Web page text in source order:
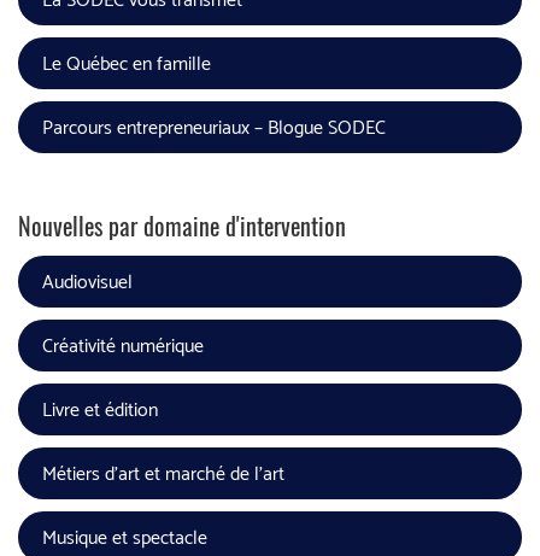
Le Québec en famille
Parcours entrepreneuriaux – Blogue SODEC
Nouvelles par domaine d'intervention
Audiovisuel
Créativité numérique
Livre et édition
Métiers d'art et marché de l'art
Musique et spectacle